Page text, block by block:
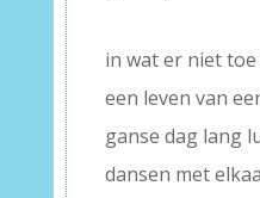
in wat er niet
een leven van
ganse dag lang
dansen met